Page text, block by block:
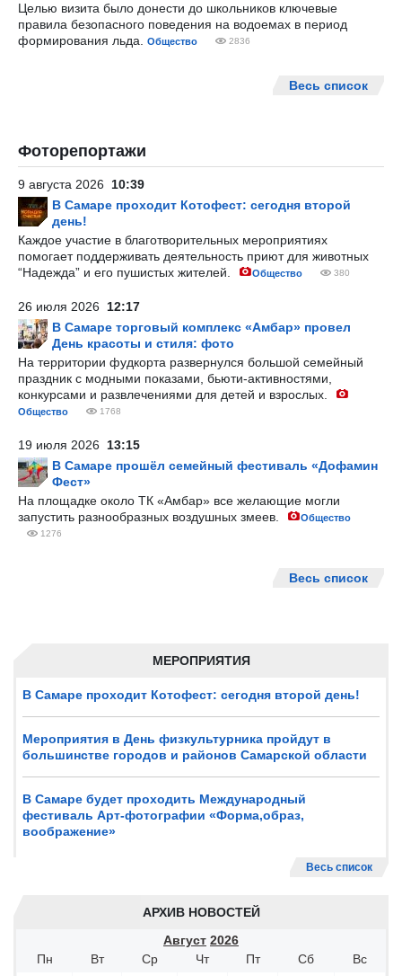
МЕРОПРИЯТИЯ
В Самаре проходит Котофест: сегодня второй день!
Мероприятия в День физкультурника пройдут в
большинстве городов и районов Самарской области
В Самаре будет проходить Международный
фестиваль Арт-фотографии «Форма,образ,
воображение»
Весь список
АРХИВ НОВОСТЕЙ
Август 2026
Пн
Вт Ср Чт Пт Сб
Вс
Целью визита было донести до школьников ключевые
правила безопасного поведения на водоемах в период
формирования льда.
Общество 2836
Весь список
Фоторепортажи
9 августа 2026 10:39
В Самаре проходит Котофест: сегодня второй
день!
Каждое участие в благотворительных мероприятиях
помогает поддерживать деятельность приют для животных
“Надежда” и его пушистых жителей.
Общество 380
26 июля 2026 12:17
В Самаре торговый комплекс «Амбар» провел
День красоты и стиля: фото
На территории фудкорта развернулся большой семейный
праздник с модными показами, бьюти-активностями,
конкурсами и развлечениями для детей и взрослых.
Общество 1768
19 июля 2026 13:15
В Самаре прошёл семейный фестиваль «Дофамин
Фест»
На площадке около ТК «Амбар» все желающие могли
запустить разнообразных воздушных змеев.
Общество
1276
Весь список